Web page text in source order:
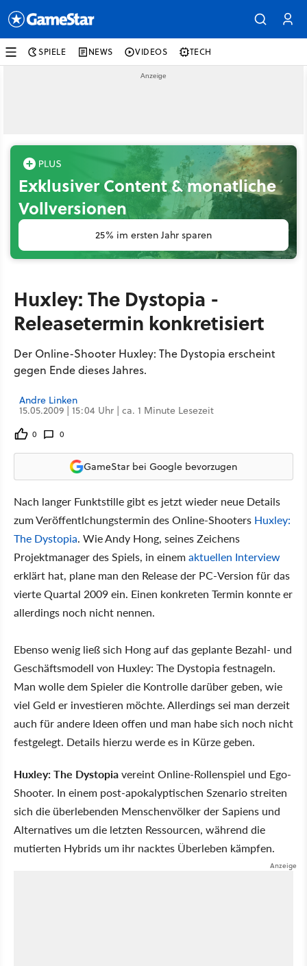
SPIELE NEWS VIDEOS TECH
Exklusiver Content & monatliche
Vollversionen
25% im ersten Jahr sparen
Huxley: The Dystopia -
Releasetermin konkretisiert
Der Online-Shooter Huxley: The Dystopia erscheint
gegen Ende dieses Jahres.
Andre Linken
15.05.2009 | 15:04 Uhr | ca. 1 Minute Lesezeit
0 0
GameStar bei Google bevorzugen
Nach langer Funktstille gibt es jetzt wieder neue Details
zum Veröffentlchungstermin des Online-Shooters Huxley:
The Dystopia. Wie Andy Hong, seines Zeichens
Projektmanager des Spiels, in einemaktuellen Interview
erklärt hat, plane man den Release der PC-Version für das
vierte Quartal 2009 ein. Einen konkreten Termin konnte er
allerdings noch nicht nennen.
Ebenso wenig ließ sich Hong auf das geplante Bezahl- und
Geschäftsmodell von Huxley: The Dystopia festnageln.
Man wolle dem Spieler die Kontrolle darüber geben, wie
viel Geld er investieren möchte. Allerdings sei man derzeit
auch für andere Ideen offen und man habe sich noch nicht
festgelegt. Details hierzu werde es in Kürze geben.
Huxley: The Dystopiavereint Online-Rollenspiel und Ego-
Shooter. In einem post-apokalyptischen Szenario streiten
sich die überlebenden Menschenvölker der Sapiens und
Alternatives um die letzten Ressourcen, während die
mutierten Hybrids um ihr nacktes Überleben kämpfen.